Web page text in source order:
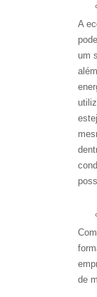
A
um
de